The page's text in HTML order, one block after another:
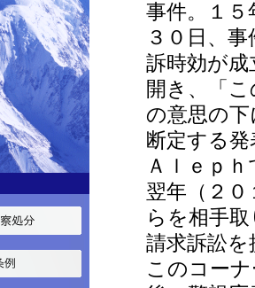
事件。１
３０日、
訴時効が
開き、「
の意思の
断定する
Ａｌｅｐ
翌年（２
らを相手
請求訴訟
このコー